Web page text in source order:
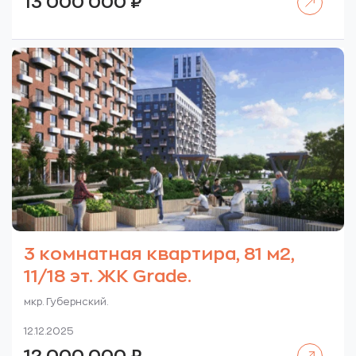
3 комнатная квартира, 81 м2,
11/18 эт. ЖК Grade.
мкр. Губернский.
12.12.2025